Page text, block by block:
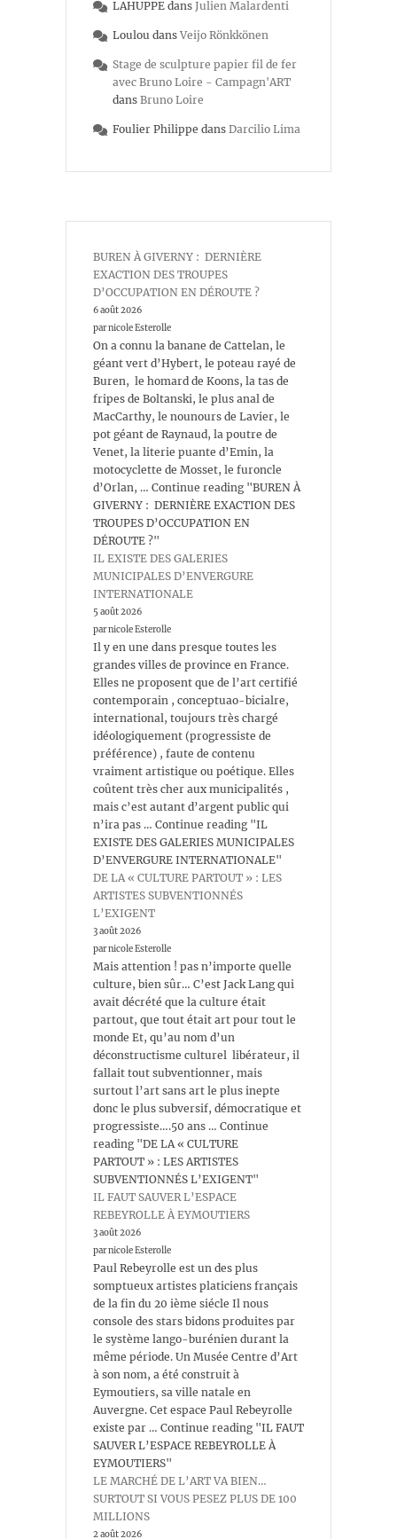
LAHUPPE dans Julien Malardenti
Loulou dans Veijo Rönkkönen
Stage de sculpture papier fil de fer
avec Bruno Loire - Campagn'ART
dans Bruno Loire
Foulier Philippe dans Darcilio Lima
BUREN À GIVERNY : DERNIÈRE
EXACTION DES TROUPES
D’OCCUPATION EN DÉROUTE ?
6 août 2026
par nicole Esterolle
On a connu la banane de Cattelan, le
géant vert d’Hybert, le poteau rayé de
Buren, le homard de Koons, la tas de
fripes de Boltanski, le plus anal de
MacCarthy, le nounours de Lavier, le
pot géant de Raynaud, la poutre de
Venet, la literie puante d’Emin, la
motocyclette de Mosset, le furoncle
d’Orlan, … Continue reading "BUREN À
GIVERNY : DERNIÈRE EXACTION DES
TROUPES D’OCCUPATION EN
DÉROUTE ?"
IL EXISTE DES GALERIES
MUNICIPALES D’ENVERGURE
INTERNATIONALE
5 août 2026
par nicole Esterolle
Il y en une dans presque toutes les
grandes villes de province en France.
Elles ne proposent que de l’art certifié
contemporain , conceptuao-bicialre,
international, toujours très chargé
idéologiquement (progressiste de
préférence) , faute de contenu
vraiment artistique ou poétique. Elles
coûtent très cher aux municipalités ,
mais c’est autant d’argent public qui
n’ira pas … Continue reading "IL
EXISTE DES GALERIES MUNICIPALES
D’ENVERGURE INTERNATIONALE"
DE LA « CULTURE PARTOUT » : LES
ARTISTES SUBVENTIONNÉS
L’EXIGENT
3 août 2026
par nicole Esterolle
Mais attention ! pas n’importe quelle
culture, bien sûr… C’est Jack Lang qui
avait décrété que la culture était
partout, que tout était art pour tout le
monde Et, qu’au nom d’un
déconstructisme culturel libérateur, il
fallait tout subventionner, mais
surtout l’art sans art le plus inepte
donc le plus subversif, démocratique et
progressiste….50 ans … Continue
reading "DE LA « CULTURE
PARTOUT » : LES ARTISTES
SUBVENTIONNÉS L’EXIGENT"
IL FAUT SAUVER L’ESPACE
REBEYROLLE À EYMOUTIERS
3 août 2026
par nicole Esterolle
Paul Rebeyrolle est un des plus
somptueux artistes platiciens français
de la fin du 20 ième siécle Il nous
console des stars bidons produites par
le système lango-burénien durant la
même période. Un Musée Centre d’Art
à son nom, a été construit à
Eymoutiers, sa ville natale en
Auvergne. Cet espace Paul Rebeyrolle
existe par … Continue reading "IL FAUT
SAUVER L’ESPACE REBEYROLLE À
EYMOUTIERS"
LE MARCHÉ DE L’ART VA BIEN…
SURTOUT SI VOUS PESEZ PLUS DE 100
MILLIONS
2 août 2026